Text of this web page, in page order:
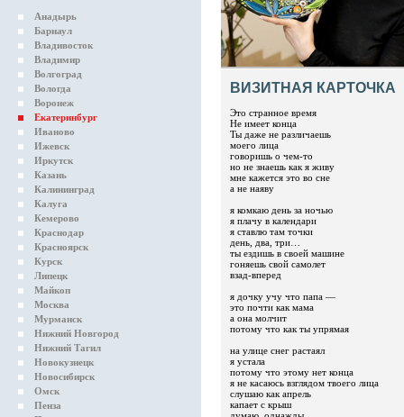
Анадырь
Барнаул
Владивосток
Владимир
Волгоград
Вологда
Воронеж
Екатеринбург
Иваново
Ижевск
Иркутск
Казань
Калининград
Калуга
Кемерово
Краснодар
Красноярск
Курск
Липецк
Майкоп
Москва
Мурманск
Нижний Новгород
Нижний Тагил
Новокузнецк
Новосибирск
Омск
Пенза
ВИЗИТНАЯ КАРТОЧКА
Это странное время
Не имеет конца
Ты даже не различаешь
моего лица
говоришь о чем-то
но не знаешь как я живу
мне кажется это во сне
а не наяву
я комкаю день за ночью
я плачу в календари
я ставлю там точки
день, два, три…
ты ездишь в своей машине
гоняешь свой самолет
взад-вперед
я дочку учу что папа —
это почти как мама
а она молчит
потому что как ты упрямая
на улице снег растаял
я устала
потому что этому нет конца
я не касаюсь взглядом твоего лица
слушаю как апрель
капает с крыш